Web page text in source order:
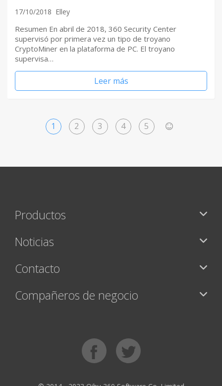
17/10/2018 Elley
Resumen En abril de 2018, 360 ​Security Center
supervisó por primera vez un tipo de troyano
CryptoMiner en la plataforma de PC. El troyano
supervisa…
Leer más
1 2 3 4 5
Productos
Noticias
Contacto
Compañeros de negocio